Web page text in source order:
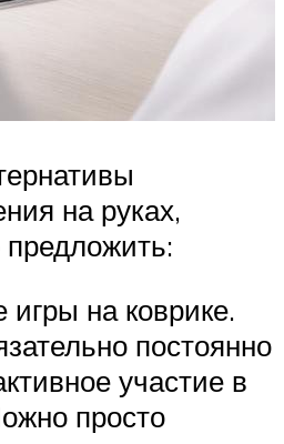
на руках,
на коврике.
постоянно
участие в
просто